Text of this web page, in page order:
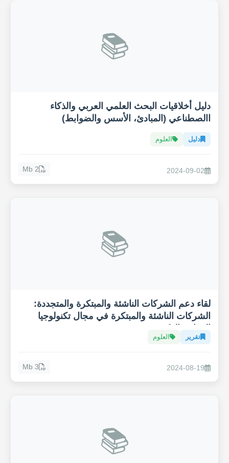
📚
دليل أخلاقيات البحث العلمي العربي والذكاء
االصطناعي (المبادئ، الأسس والضوابط)
دليل العلوم
2024-09-02
2 Mb
📚
لقاء دعم الشركات الناشئة والمبتكرة والمتجددة:
الشركات الناشئة والمبتكرة في مجال تكنولوجيا
تقرير العلوم
2024-08-19
3 Mb
📚